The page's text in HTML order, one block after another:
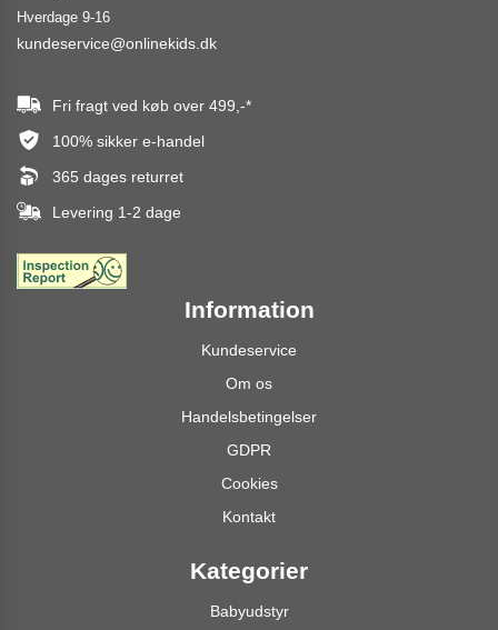
Hverdage 9-16
kundeservice@onlinekids.dk
Fri fragt ved køb over 499,-*
100% sikker e-handel
365 dages returret
Levering 1-2 dage
Information
Kundeservice
Om os
Handelsbetingelser
GDPR
Cookies
Kontakt
Kategorier
Babyudstyr